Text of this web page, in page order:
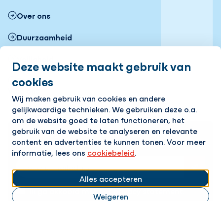
Deze website maakt gebruik van
cookies
Wij maken gebruik van cookies en andere
gelijkwaardige technieken. We gebruiken deze o.a.
om de website goed te laten functioneren, het
gebruik van de website te analyseren en relevante
content en advertenties te kunnen tonen. Voor meer
informatie, lees ons cookiebeleid.
Alles accepteren
Weigeren
Over ons
Duurzaamheid
FAQ
LinkedInInstagram
Op de hoogte blijven van het laatste nieuws?
Ontvang onze nieuwsbrief in je mailbox!
Ik ga akkoord met hetprivacy statement.